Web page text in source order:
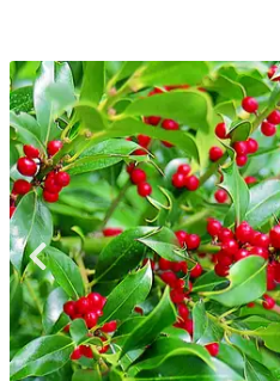
Zum vorigen Bild